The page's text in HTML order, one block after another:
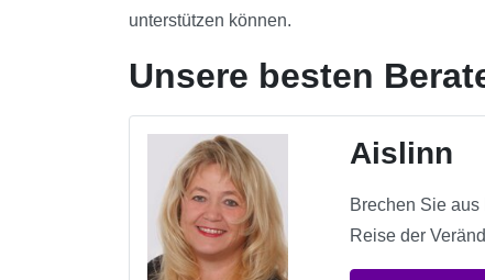
unterstützen können.
Unsere besten
Aislinn
Brechen Sie
Reise der